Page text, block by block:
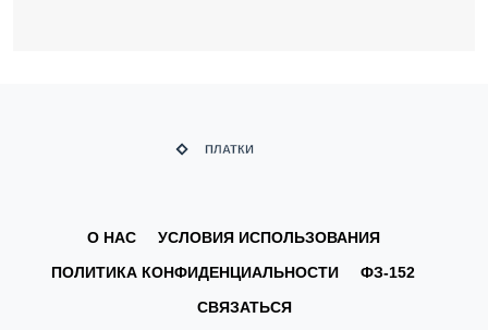
О НАС
УСЛОВИЯ ИСПОЛЬЗОВАНИЯ
ПОЛИТИКА КОНФИДЕНЦИАЛЬНОСТИ
ФЗ-152
СВЯЗАТЬСЯ